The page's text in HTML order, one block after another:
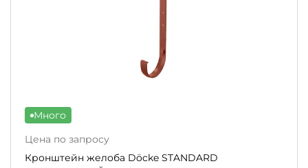
Много
Цена по запросу
Кронштейн желоба Döcke STANDARD